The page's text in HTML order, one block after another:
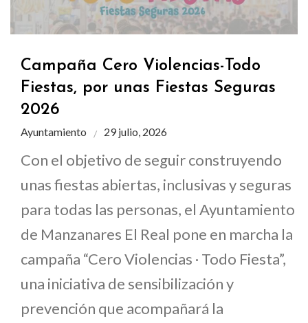
Campaña Cero Violencias-Todo
Fiestas, por unas Fiestas Seguras
2026
Ayuntamiento 29 julio, 2026
Con el objetivo de seguir construyendo
unas fiestas abiertas, inclusivas y seguras
para todas las personas, el Ayuntamiento
de Manzanares El Real pone en marcha la
campaña “Cero Violencias · Todo Fiesta”,
una iniciativa de sensibilización y
prevención que acompañará la